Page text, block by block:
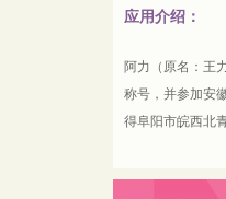
应用介绍：
阿力（原名：王
称号，并参加安
得阜阳市皖西北